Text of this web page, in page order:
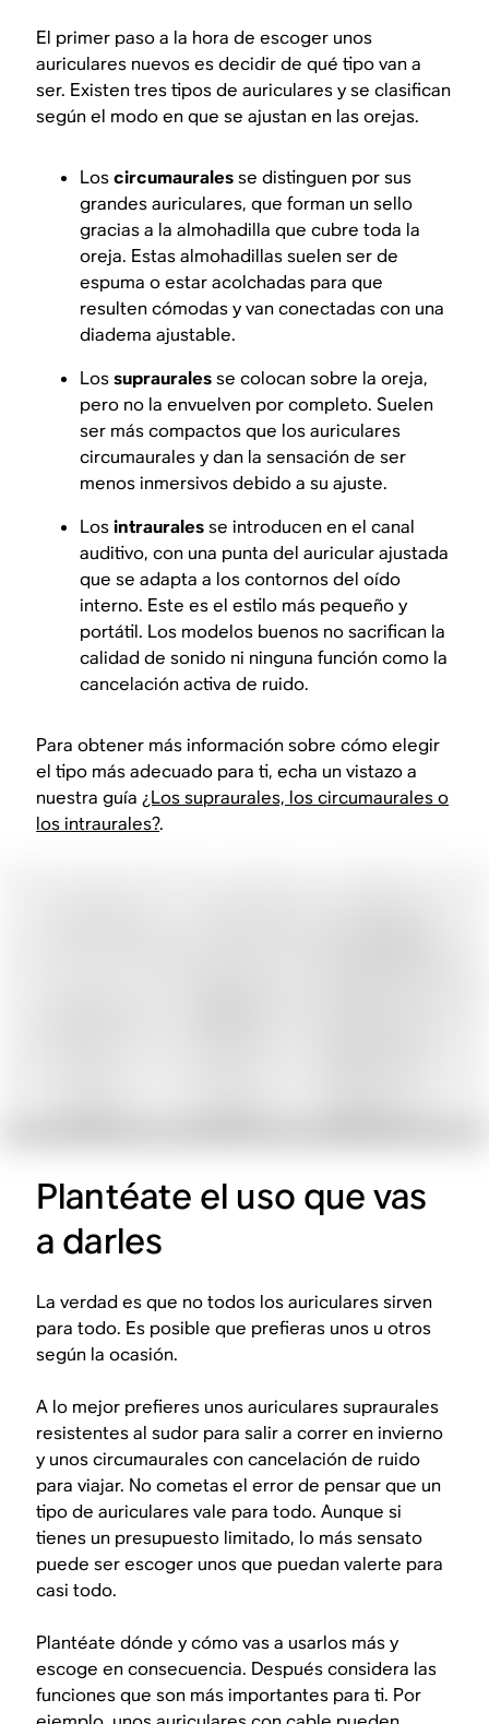
El primer paso a la hora de escoger unos
auriculares nuevos es decidir de qué tipo van a
ser. Existen tres tipos de auriculares y se clasifican
según el modo en que se ajustan en las orejas.
Loscircumauralesse distinguen por sus
grandes auriculares, que forman un sello
gracias a la almohadilla que cubre toda la
oreja. Estas almohadillas suelen ser de
espuma o estar acolchadas para que
resulten cómodas y van conectadas con una
diadema ajustable.
Lossuprauralesse colocan sobre la oreja,
pero no la envuelven por completo. Suelen
ser más compactos que los auriculares
circumaurales y dan la sensación de ser
menos inmersivos debido a su ajuste.
Losintrauralesse introducen en el canal
auditivo, con una punta del auricular ajustada
que se adapta a los contornos del oído
interno. Este es el estilo más pequeño y
portátil. Los modelos buenos no sacrifican la
calidad de sonido ni ninguna función como la
cancelación activa de ruido.
Para obtener más información sobre cómo elegir
el tipo más adecuado para ti, echa un vistazo a
nuestra guía¿Los supraurales, los circumaurales o
los intraurales?.
Plantéate el uso que vas
a darles
La verdad es que no todos los auriculares sirven
para todo. Es posible que prefieras unos u otros
según la ocasión.
A lo mejor prefieres unos auriculares supraurales
resistentes al sudor para salir a correr en invierno
y unos circumaurales con cancelación de ruido
para viajar. No cometas el error de pensar que un
tipo de auriculares vale para todo. Aunque si
tienes un presupuesto limitado, lo más sensato
puede ser escoger unos que puedan valerte para
casi todo.
Plantéate dónde y cómo vas a usarlos más y
escoge en consecuencia. Después considera las
funciones que son más importantes para ti. Por